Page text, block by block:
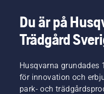
Du är på
Trädgård
Husqvarna grundades
för innovation och
park- och